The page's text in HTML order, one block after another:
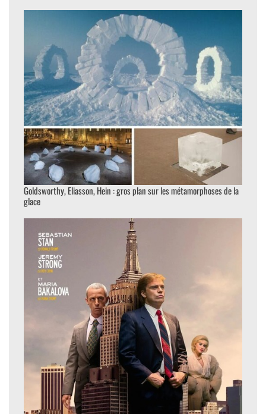
Goldsworthy, Eliasson, Hein : gros plan sur les métamorphoses de la
glace